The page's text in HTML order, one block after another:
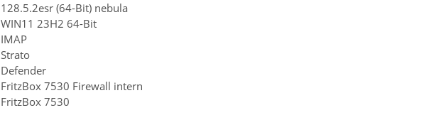
128.5.2esr (64-Bit) nebula
WIN11 23H2 64-Bit
IMAP
Strato
Defender
FritzBox 7530 Firewall intern
FritzBox 7530